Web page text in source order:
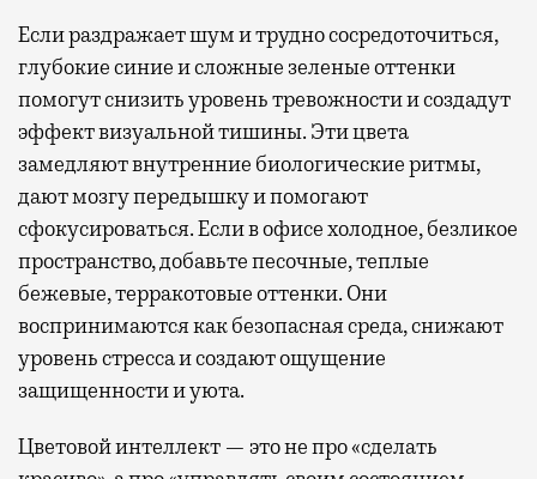
Если раздражает шум и трудно сосредоточиться,
глубокие синие и сложные зеленые оттенки
помогут снизить уровень тревожности и создадут
эффект визуальной тишины. Эти цвета
замедляют внутренние биологические ритмы,
дают мозгу передышку и помогают
сфокусироваться. Если в офисе холодное, безликое
пространство, добавьте песочные, теплые
бежевые, терракотовые оттенки. Они
воспринимаются как безопасная среда, снижают
уровень стресса и создают ощущение
защищенности и уюта.
Цветовой интеллект — это не про «сделать